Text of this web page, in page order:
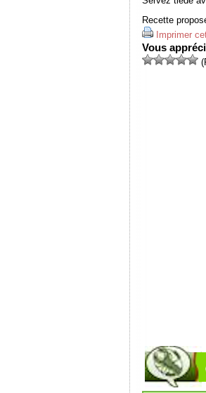
Recette
Imprimer
Vous